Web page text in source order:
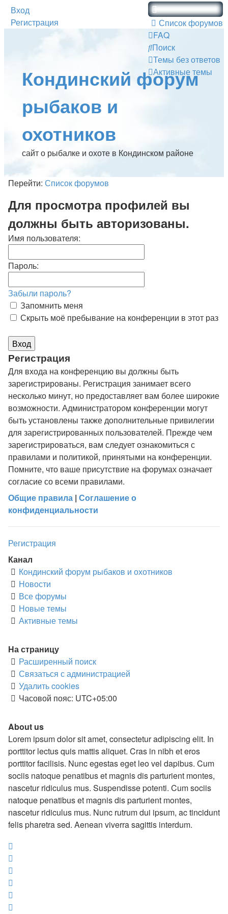
Список форумов
FAQ
Поиск
Темы без ответов
Активные темы
Вход
Регистрация
Кондинский форум
рыбаков и
охотников
сайт о рыбалке и охоте в Кондинском районе
Перейти: Список форумов
Для просмотра профилей вы
должны быть авторизованы.
Имя пользователя:
Пароль:
Забыли пароль?
Запомнить меня
Скрыть моё пребывание на конференции в этот раз
Регистрация
Для входа на конференцию вы должны быть
зарегистрированы. Регистрация занимает всего
несколько минут, но предоставляет вам более широкие
возможности. Администратором конференции могут
быть установлены также дополнительные привилегии
для зарегистрированных пользователей. Прежде чем
зарегистрироваться, вам следует ознакомиться с
правилами и политикой, принятыми на конференции.
Помните, что ваше присутствие на форумах означает
согласие со всеми правилами.
Общие правила | Соглашение о
конфиденциальности
Регистрация
Канал
Кондинский форум рыбаков и охотников
Новости
Все форумы
Новые темы
Активные темы
На страницу
Расширенный поиск
Связаться с администрацией
Удалить cookies
Часовой пояс: UTC+05:00
About us
Lorem ipsum dolor sit amet, consectetur adipiscing elit. In
porttitor lectus quis mattis aliquet. Cras in nibh et eros
porttitor facilisis. Nunc egestas eget leo vel dapibus. Cum
sociis natoque penatibus et magnis dis parturient montes,
nascetur ridiculus mus. Suspendisse potenti. Cum sociis
natoque penatibus et magnis dis parturient montes,
nascetur ridiculus mus. Nunc rutrum dui ipsum, ac tincidunt
felis pharetra sed. Aenean viverra sagittis interdum.